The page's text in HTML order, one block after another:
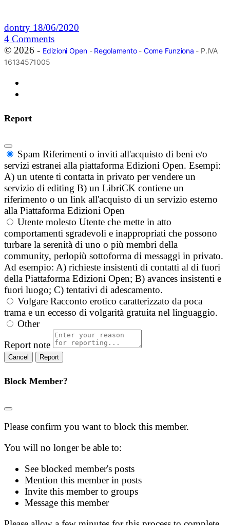
dontry 18/06/2020
4 Comments
© 2026 - Edizioni Open- Regolamento- Come Funziona - P.IVA
16134571005
Report
Spam Riferimenti o inviti all'acquisto di beni e/o
servizi estranei alla piattaforma Edizioni Open. Esempi:
A) un utente ti contatta in privato per vendere un
servizio di editing B) un LibriCK contiene un
riferimento o un link all'acquisto di un servizio esterno
alla Piattaforma Edizioni Open
Utente molesto Utente che mette in atto
comportamenti sgradevoli e inappropriati che possono
turbare la serenità di uno o più membri della
community, perlopiù sottoforma di messaggi in privato.
Ad esempio: A) richieste insistenti di contatti al di fuori
della Piattaforma Edizioni Open; B) avances insistenti e
fuori luogo; C) tentativi di adescamento.
Volgare Racconto erotico caratterizzato da poca
trama e un eccesso di volgarità gratuita nel linguaggio.
Other
Report note
Report
Block Member?
Please confirm you want to block this member.
You will no longer be able to:
See blocked member's posts
Mention this member in posts
Invite this member to groups
Message this member